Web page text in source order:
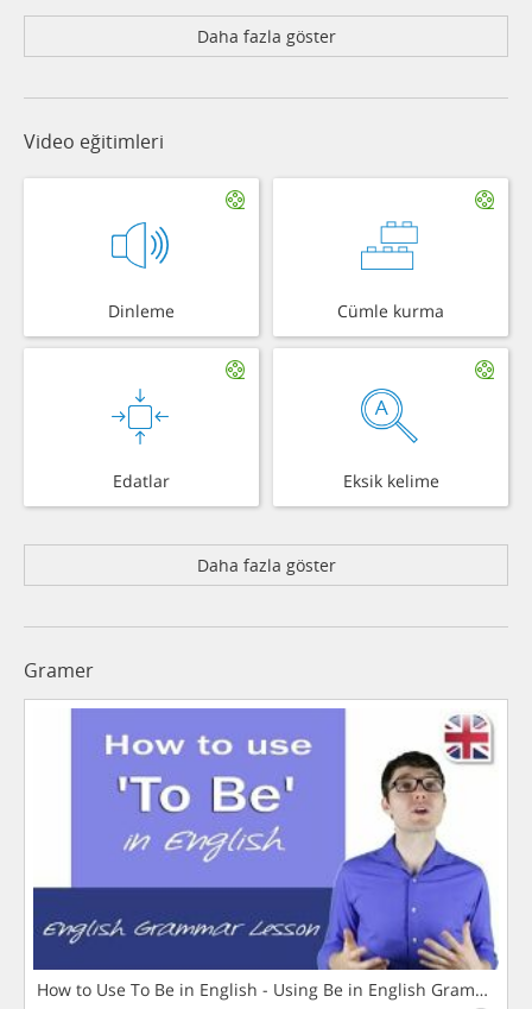
Daha fazla göster
Video eğitimleri
Dinleme Cümle kurma
Edatlar Eksik kelime
Daha fazla göster
Gramer
How to Use To Be in English - Using Be in English Grammar